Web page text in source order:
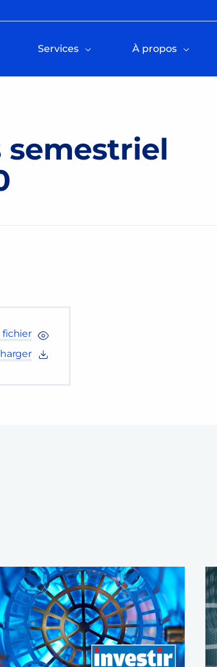
Services À propos
fichier